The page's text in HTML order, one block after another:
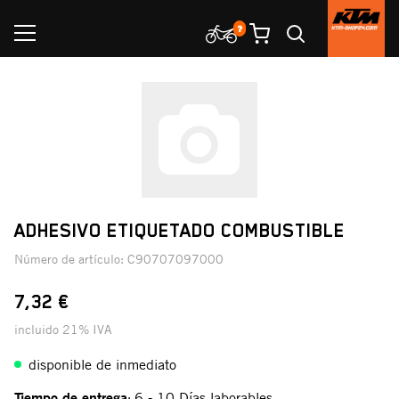
ADHESIVO ETIQUETADO COMBUSTIBLE
Número de artículo: C90707097000
7,32 €
incluido 21% IVA
disponible de inmediato